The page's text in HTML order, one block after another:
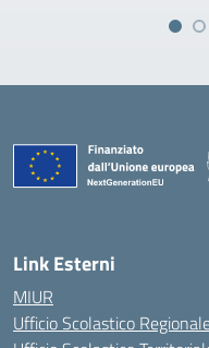
Link Esterni
MIUR
Ufficio Scolastico